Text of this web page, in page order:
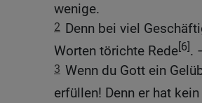
wenige.
2 Denn bei viel
Worten törichte Rede[6].
3 Wenn du Gott ein
erfüllen! Denn er hat